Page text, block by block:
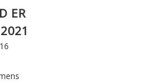
ER